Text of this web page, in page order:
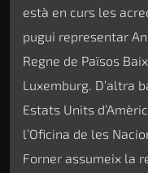
està en curs les
pugui representar
Regne de Països
Luxemburg. D’altra
Estats Units
l’Oficina de les
Forner assumeix la